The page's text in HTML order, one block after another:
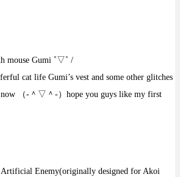
mouse Gumi ˚▽˚ /
cat life Gumi’s vest and some other glitches
（‐＾▽＾‐）hope you guys like my first
Artificial Enemy(originally designed for Akoi